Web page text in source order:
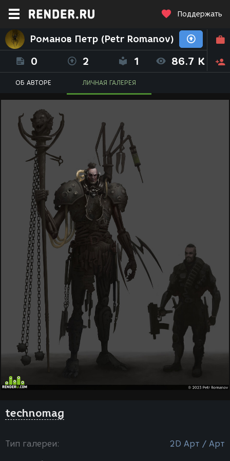
Поддержать
Романов Петр (Petr Romanov)
0 2 1 86.7 K
ОБ АВТОРЕ ЛИЧНАЯ ГАЛЕРЕЯ
technomag
Тип галереи: 2D Арт / Арт